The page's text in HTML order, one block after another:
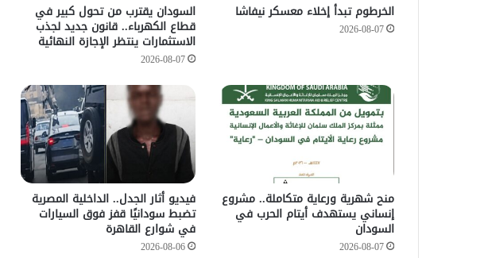
الخرطوم تبدأ إخلاء معسكر نيفاشا
2026-08-07
السودان يقترب من تحول كبير في
قطاع الكهرباء.. قانون جديد لجذب
الاستثمارات ينتظر الإجازة النهائية
2026-08-07
منح شهرية ورعاية متكاملة.. مشروع
إنساني يستهدف أيتام الحرب في
السودان
2026-08-07
فيديو أثار الجدل.. الداخلية المصرية
تضبط سودانيًا قفز فوق السيارات
في شوارع القاهرة
2026-08-06